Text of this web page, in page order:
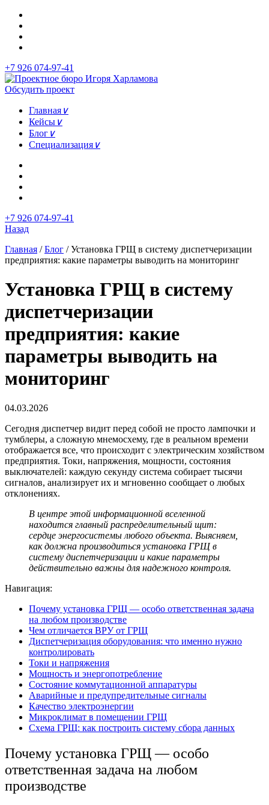
+7 926 074-97-41
Обсудить проект
Главная ∨
Кейсы ∨
Блог ∨
Специализация ∨
+7 926 074-97-41
Назад
Главная /Блог /Установка ГРЩ в систему диспетчеризации
предприятия: какие параметры выводить на мониторинг
Установка ГРЩ в систему
диспетчеризации
предприятия: какие
параметры выводить на
мониторинг
04.03.2026
Сегодня диспетчер видит перед собой не просто лампочки и
тумблеры, а сложную мнемосхему, где в реальном времени
отображается все, что происходит с электрическим хозяйством
предприятия. Токи, напряжения, мощности, состояния
выключателей: каждую секунду система собирает тысячи
сигналов, анализирует их и мгновенно сообщает о любых
отклонениях.
В центре этой информационной вселенной
находится главный распределительный щит:
сердце энергосистемы любого объекта. Выясняем,
как должна производиться установка ГРЩв
систему диспетчеризации и какие параметры
действительно важны для надежного контроля.
Навигация:
Почему установка ГРЩ — особо ответственная задача
на любом производстве
Чем отличается ВРУ от ГРЩ
Диспетчеризация оборудования: что именно нужно
контролировать
Токи и напряжения
Мощность и энергопотребление
Состояние коммутационной аппаратуры
Аварийные и предупредительные сигналы
Качество электроэнергии
Микроклимат в помещении ГРЩ
Схема ГРЩ: как построить систему сбора данных
Почему установка ГРЩ— особо
ответственная задача на любом
производстве